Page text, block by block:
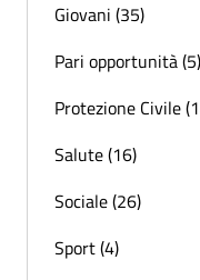
Giovani (35)
Pari opportunità (5)
Protezione Civile
Salute (16)
Sociale (26)
Sport (4)